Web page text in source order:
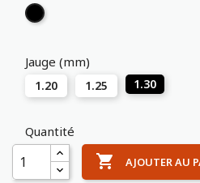
Noir
Jauge (mm)
1.20 1.25 1.30
Quantité
 AJOUTER AU